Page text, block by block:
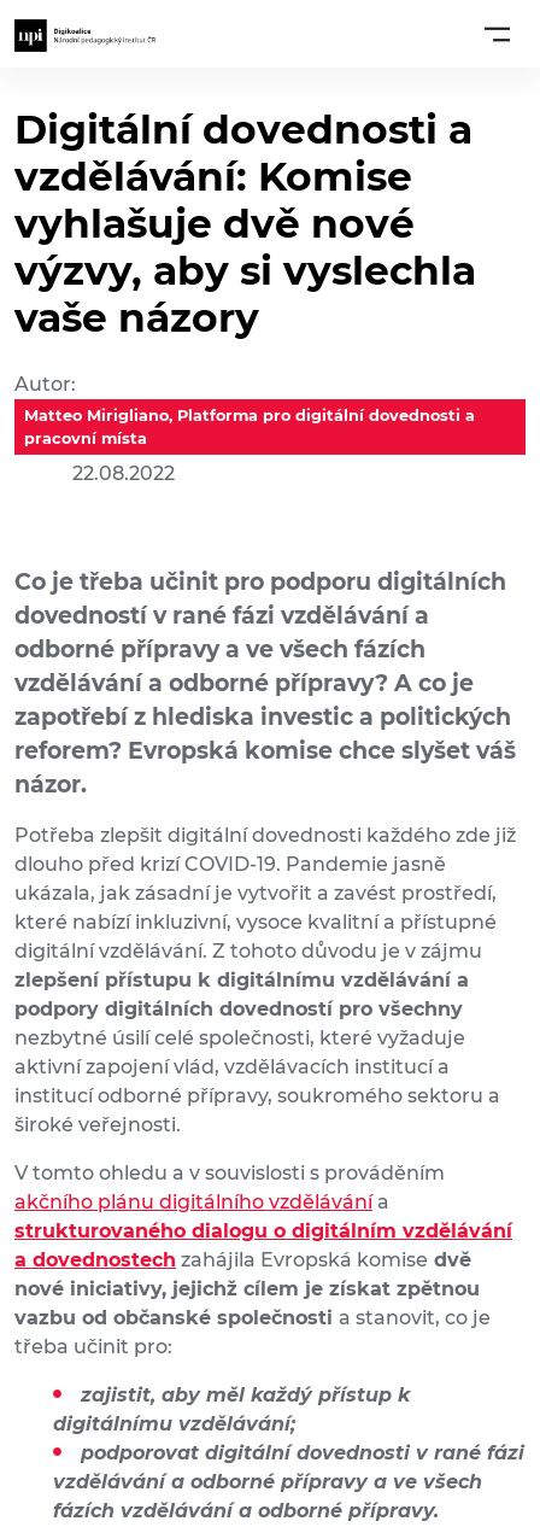
Digitální dovednosti a
vzdělávání: Komise
vyhlašuje dvě nové
výzvy, aby si vyslechla
vaše názory
Autor:
Matteo Mirigliano, Platforma pro digitální dovednosti a
pracovní místa
22.08.2022
Co je třeba učinit pro podporu digitálních
dovedností v rané fázi vzdělávání a
odborné přípravy a ve všech fázích
vzdělávání a odborné přípravy? A co je
zapotřebí z hlediska investic a politických
reforem? Evropská komise chce slyšet váš
názor.
Potřeba zlepšit digitální dovednosti každého zde již
dlouho před krizí COVID-19. Pandemie jasně
ukázala, jak zásadní je vytvořit a zavést prostředí,
které nabízí inkluzivní, vysoce kvalitní a přístupné
digitální vzdělávání. Z tohoto důvodu je v zájmu
zlepšení přístupu k digitálnímu vzdělávání a
podpory digitálních dovedností pro všechny
nezbytné úsilí celé společnosti, které vyžaduje
aktivní zapojení vlád, vzdělávacích institucí a
institucí odborné přípravy, soukromého sektoru a
široké veřejnosti.
V tomto ohledu a v souvislosti s prováděním
akčního plánu digitálního vzdělávánía
strukturovaného dialogu o digitálním vzdělávání
a dovednostech zahájila Evropská komise dvě
nové iniciativy, jejichž cílem je získat zpětnou
vazbu od občanské společnosti a stanovit, co je
třeba učinit pro:
zajistit, aby měl každý přístup k
digitálnímu vzdělávání;
podporovat digitální dovednosti v rané fázi
vzdělávání a odborné přípravy a ve všech
fázích vzdělávání a odborné přípravy.